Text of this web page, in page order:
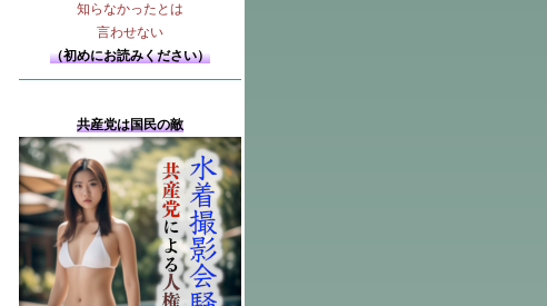
知らなかったとは
言わせない
（初めにお読みください）
共産党は国民の敵